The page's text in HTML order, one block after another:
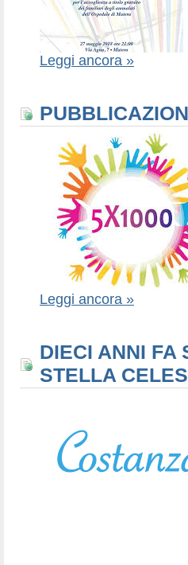
Leggi ancora »
Leggi ancora »
DIECI ANNI FA
STELLA